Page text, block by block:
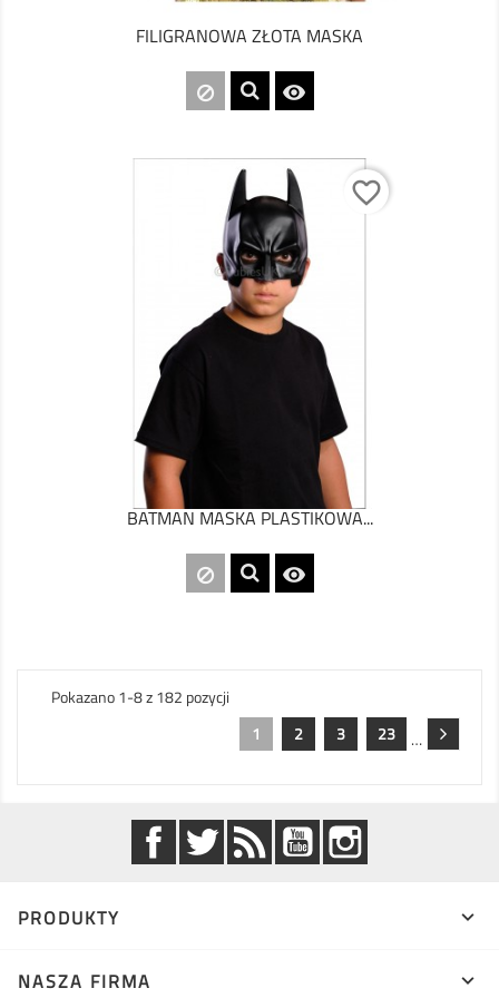
FILIGRANOWA ZŁOTA MASKA

favorite_border
BATMAN MASKA PLASTIKOWA...

Pokazano 1-8 z 182 pozycji
1
2 3 …
23
FacebookTwitter Rss YouTube
PRODUKTY 
NASZA FIRMA 